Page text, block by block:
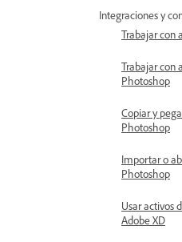
Integraciones y
Trabajar con
Trabajar con
Photoshop
Copiar y
Photoshop
Importar o
Photoshop
Usar activos
Adobe XD